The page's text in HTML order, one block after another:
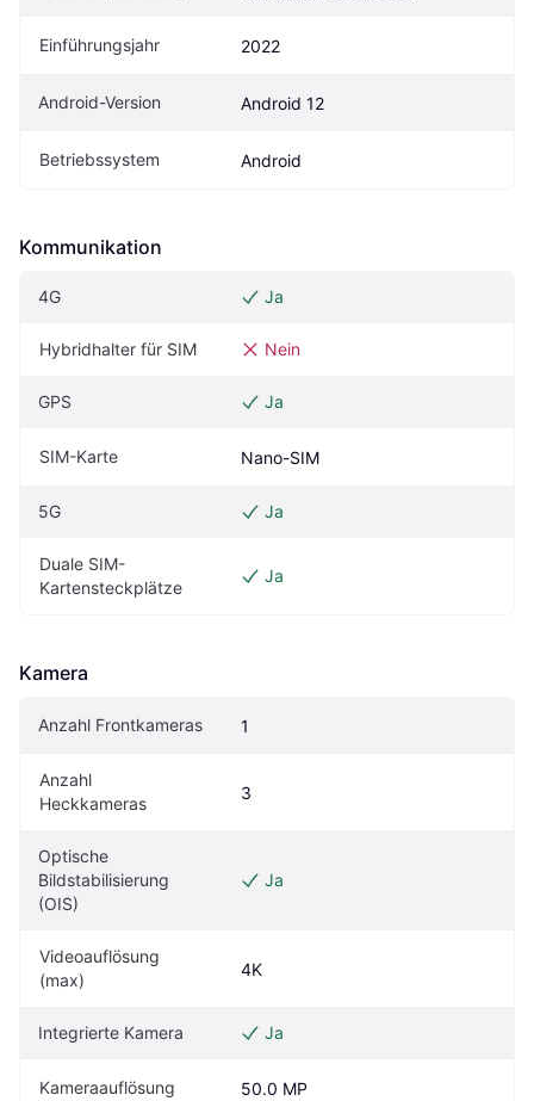
Einführungsjahr 2022
Android-Version Android 12
Betriebssystem Android
Kommunikation
4G Ja
Hybridhalter für SIM Nein
GPS Ja
SIM-Karte Nano-SIM
5G Ja
Duale SIM-
Kartensteckplätze
Ja
Kamera
Anzahl Frontkameras 1
Anzahl
Heckkameras
3
Optische
Bildstabilisierung
(OIS)
Ja
Videoauflösung
(max)
4K
Integrierte Kamera Ja
Kameraauflösung 50.0 MP